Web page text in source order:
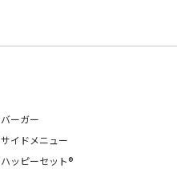
バーガー
サイドメニュー
ハッピーセット®